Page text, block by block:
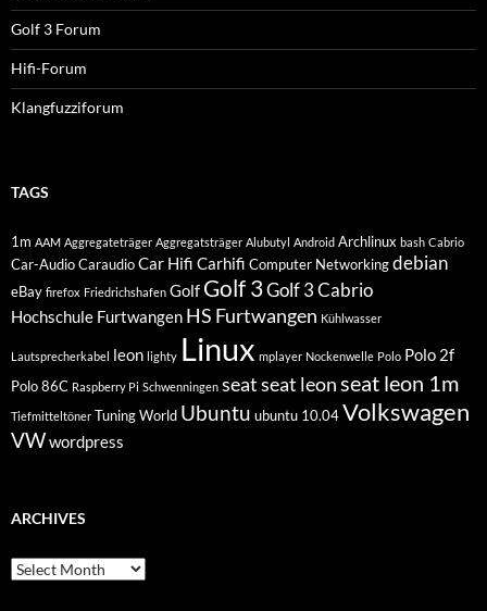
Golf 3 Forum
Hifi-Forum
Klangfuzziforum
TAGS
1m AAM Aggregateträger Aggregatsträger Alubutyl Android Archlinux bash Cabrio
Car-AudioCaraudioCar Hifi Carhifi Computer Networkingdebian
eBay firefox Friedrichshafen Golf Golf 3Golf 3 Cabrio
Hochschule Furtwangen HS Furtwangen Kühlwasser
Lautsprecherkabel leon lighty Linux mplayer Nockenwelle Polo Polo 2f
Polo 86C Raspberry Pi Schwenningen seatseat leonseat leon 1m
Tiefmitteltöner Tuning World Ubuntu ubuntu 10.04Volkswagen
VWwordpress
ARCHIVES
Archives